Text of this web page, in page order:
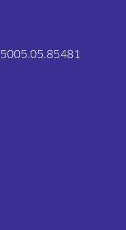
5005.05.85481